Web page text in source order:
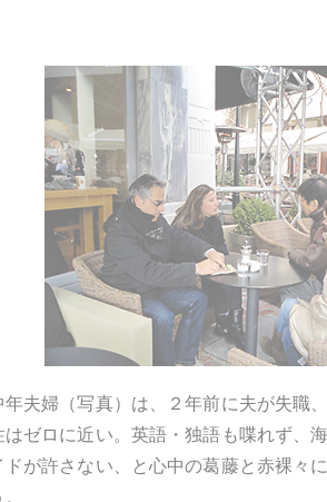
夫婦（写真）は、２年前に夫が失職
ゼロに近い。英語・独語も喋れず、
が許さない、と心中の葛藤と赤裸々